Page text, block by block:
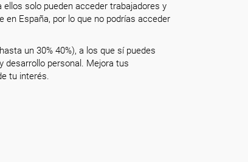
solo pueden acceder trabajadores y
España, por lo que no podrías acceder
un 30% 40%), a los que sí puedes
desarrollo personal. Mejora tus
tu interés.